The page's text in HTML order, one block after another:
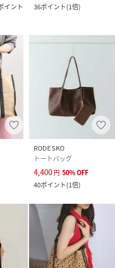
イント
36ポイント(1倍)
RODE SKO
トートバッグ
4,400円 50%OFF
40ポイント(1倍)